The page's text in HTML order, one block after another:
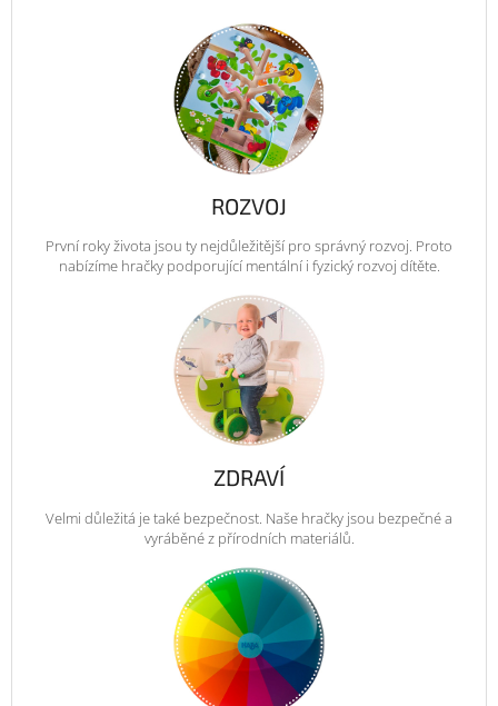
ROZVOJ
První roky života jsou ty nejdůležitější pro správný rozvoj. Proto
nabízíme hračky podporující mentální i fyzický rozvoj dítěte.
ZDRAVÍ
Velmi důležitá je také bezpečnost. Naše hračky jsou bezpečné a
vyráběné z přírodních materiálů.